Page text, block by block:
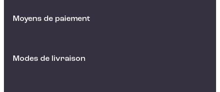
Moyens de paiement
Modes de livraison